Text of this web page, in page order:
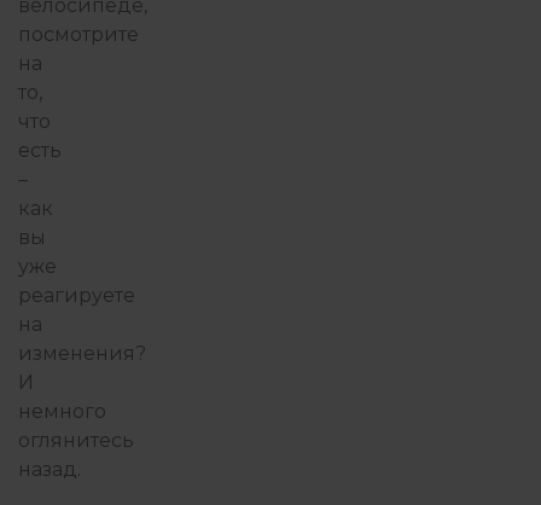
велосипеде,
посмотрите
на
то,
что
есть
–
как
вы
уже
реагируете
на
изменения?
И
немного
оглянитесь
назад.